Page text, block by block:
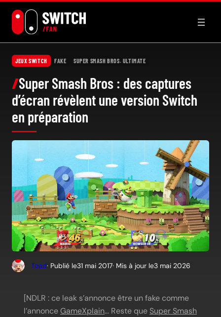
contenu
JEUX SWITCH FAKE SUPER SMASH BROS. ULTIMATE
Super Smash Bros : des captures
d’écran révèlent une version Switch
en préparation
Toad· Publié le31 mai 2017· Mis à jour le3 mai 2026
[NDLR : ce leak s’annonce être un fake comme
l’annonceGameXplain… Reste que Super Smash